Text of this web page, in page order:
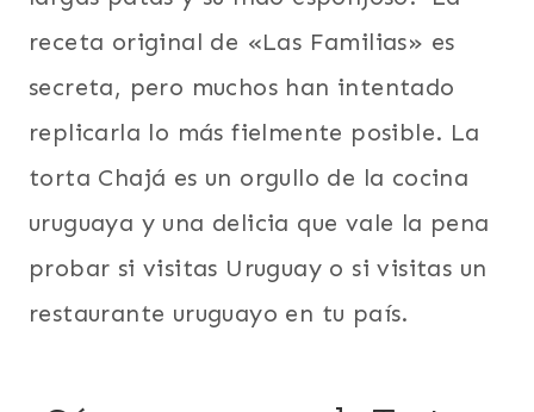
receta original de «Las Familias» es
secreta, pero muchos han intentado
replicarla lo más fielmente posible. La
torta Chajá es un orgullo de la cocina
uruguaya y una delicia que vale la pena
probar si visitas Uruguay o si visitas un
restaurante uruguayo en tu país.